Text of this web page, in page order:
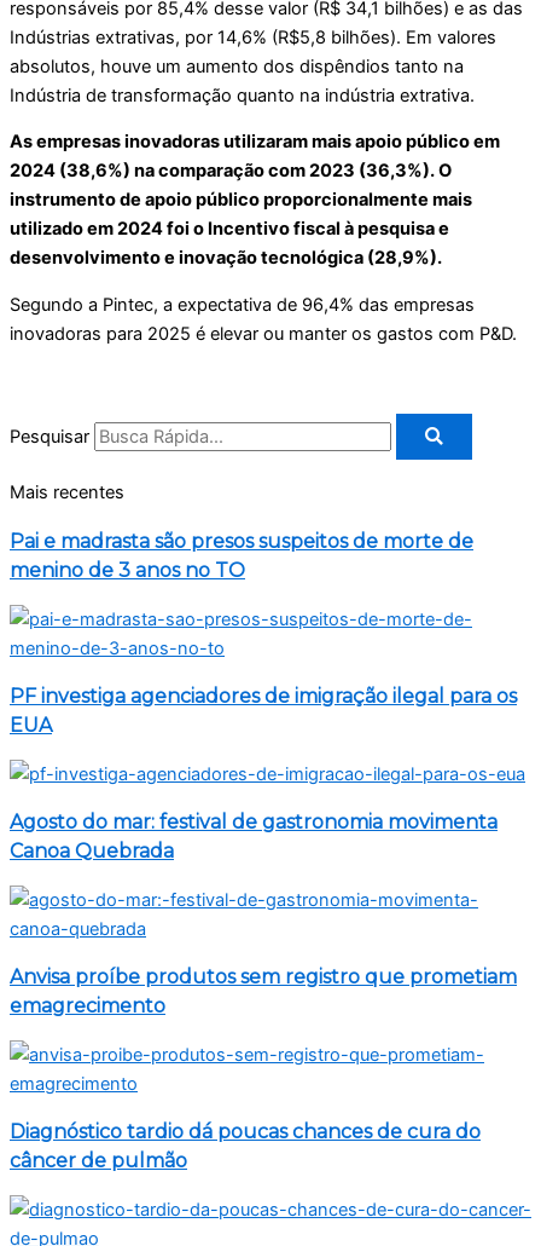
responsáveis por 85,4% desse valor (R$ 34,1 bilhões) e as das
Indústrias extrativas, por 14,6% (R$5,8 bilhões). Em valores
absolutos, houve um aumento dos dispêndios tanto na
Indústria de transformação quanto na indústria extrativa.
As empresas inovadoras utilizaram mais apoio público em
2024 (38,6%) na comparação com 2023 (36,3%). O
instrumento de apoio público proporcionalmente mais
utilizado em 2024 foi o Incentivo fiscal à pesquisa e
desenvolvimento e inovação tecnológica (28,9%).
Segundo a Pintec, a expectativa de 96,4% das empresas
inovadoras para 2025 é elevar ou manter os gastos com P&D.
Pesquisar
Mais recentes
Pai e madrasta são presos suspeitos de morte de
menino de 3 anos no TO
PF investiga agenciadores de imigração ilegal para os
EUA
Agosto do mar: festival de gastronomia movimenta
Canoa Quebrada
Anvisa proíbe produtos sem registro que prometiam
emagrecimento
Diagnóstico tardio dá poucas chances de cura do
câncer de pulmão